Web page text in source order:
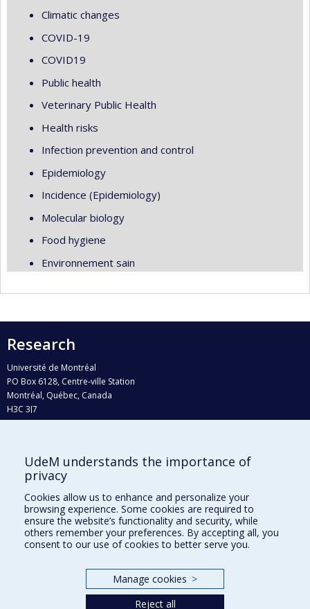
Climatic changes
COVID-19
COVID19
Public health
Veterinary Public Health
Health risks
Infection prevention and control
Epidemiology
Incidence (Epidemiology)
Molecular biology
Food hygiene
Environnement sain
Research
Université de Montréal
PO Box 6128, Centre-ville Station
Montréal, Québec, Canada
H3C 3J7
Who does what?
Find us
Site map
Accessibility
UdeM understands the importance of
privacy
Cookies allow us to enhance and personalize your
browsing experience. Some cookies are required to
ensure the website’s functionality and security, while
others remember your preferences. By accepting all, you
consent to our use of cookies to better serve you.
Manage cookies >
Reject all